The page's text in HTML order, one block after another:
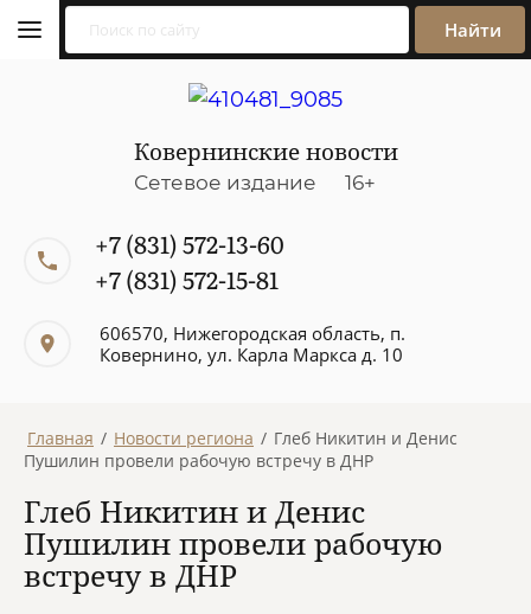
Найти
Ковернинские новости
Сетевое издание 16+
+7 (831) 572-13-60
+7 (831) 572-15-81
606570, Нижегородская область, п.
Ковернино, ул. Карла Маркса д. 10
Главная / Новости региона / Глеб Никитин и Денис
Пушилин провели рабочую встречу в ДНР
Глеб Никитин и Денис
Пушилин провели рабочую
встречу в ДНР